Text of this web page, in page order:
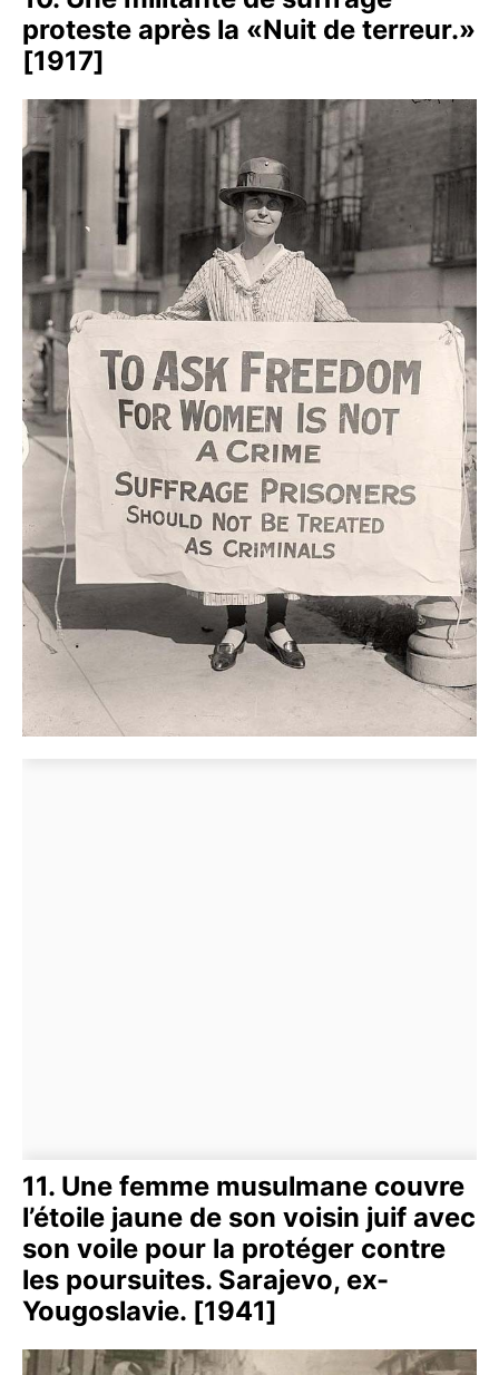
proteste après la «Nuit de terreur.»
[1917]
11. Une femme musulmane couvre
l’étoile jaune de son voisin juif avec
son voile pour la protéger contre
les poursuites. Sarajevo, ex-
Yougoslavie. [1941]